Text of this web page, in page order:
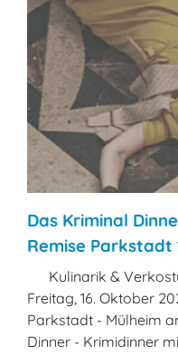
Das Kriminal
Remise Parkstadt
Kulinarik &
Freitag, 16. Oktober
Parkstadt - Mülheim
Dinner - Krimidinner